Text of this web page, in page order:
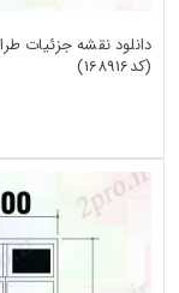
(کد168916)